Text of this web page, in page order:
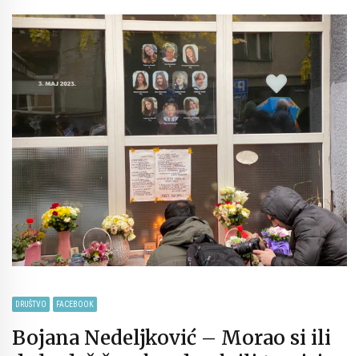
DRUŠTVO FACEBOOK
Bojana Nedeljković – Morao si ili